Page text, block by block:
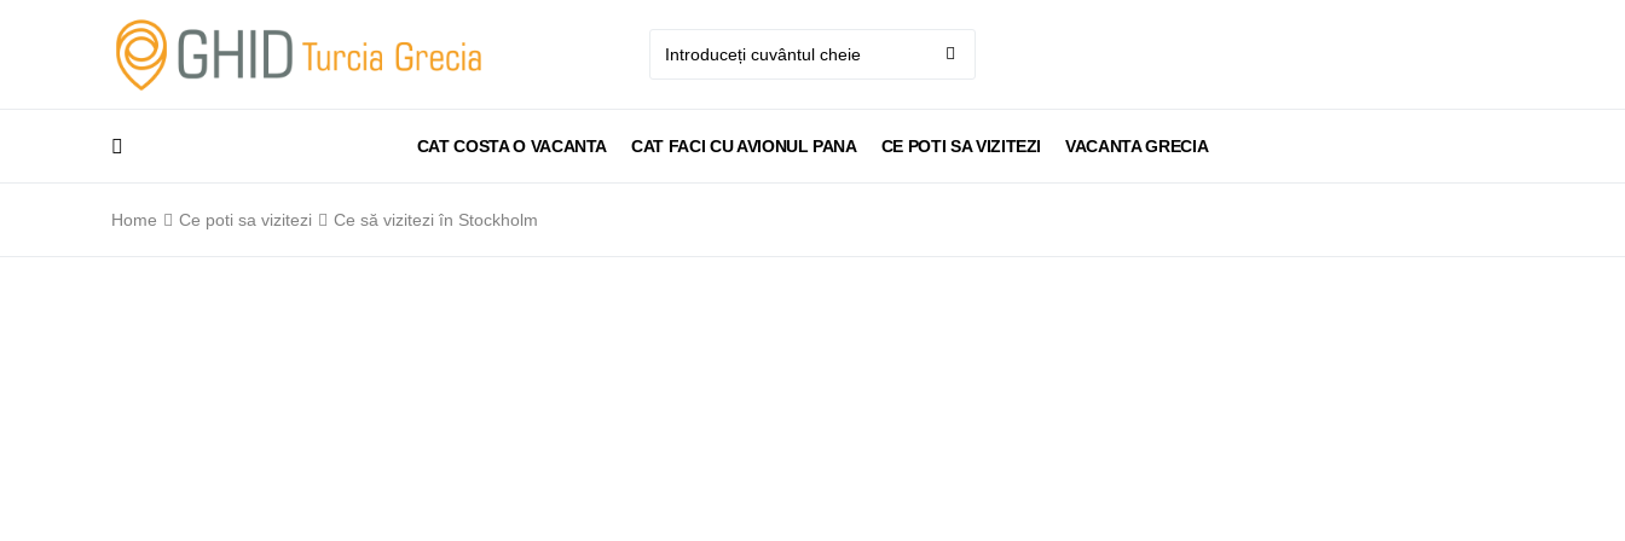
CAT COSTA O VACANTA CAT FACI CU AVIONUL PANA CE POTI SA VIZITEZI VACANTA GRECIA
Home Ce poti sa vizitezi Ce să vizitezi în Stockholm